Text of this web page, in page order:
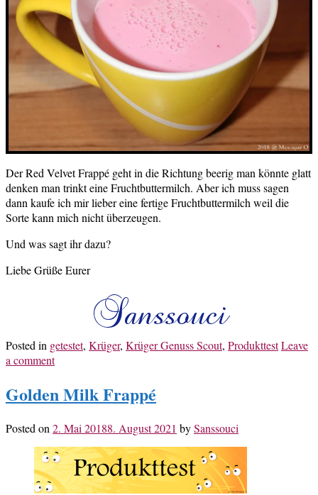
Der Red Velvet Frappé geht in die Richtung beerig man könnte glatt
denken man trinkt eine Fruchtbuttermilch. Aber ich muss sagen
dann kaufe ich mir lieber eine fertige Fruchtbuttermilch weil die
Sorte kann mich nicht überzeugen.
Und was sagt ihr dazu?
Liebe Grüße Eurer
Posted in getestet, Krüger, Krüger Genuss Scout, ProdukttestLeave
a comment
Golden Milk Frappé
Posted on2. Mai 20188. August 2021 bySanssouci